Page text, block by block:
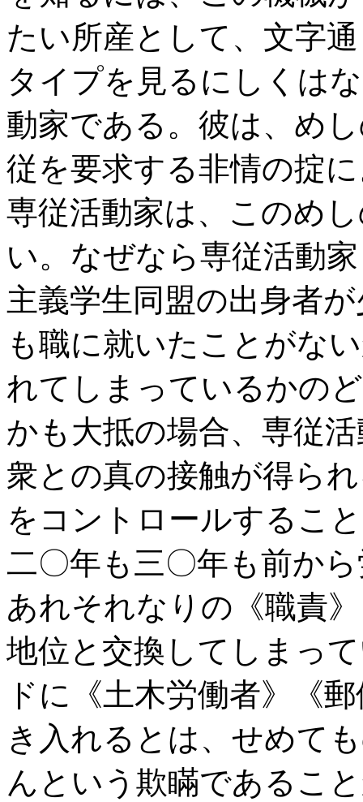
たい所産として、文字
タイプを見るにしくは
動家である。彼は、め
従を要求する非情の掟
専従活動家は、このめ
い。なぜなら専従活動
主義学生同盟の出身者
も職に就いたことがな
れてしまっているかの
かも大抵の場合、専従
衆との真の接触が得ら
をコントロールするこ
二〇年も三〇年も前か
あれそれなりの《職責
地位と交換してしまっ
ドに《土木労働者》《
き入れるとは、せめて
んという欺瞞であるこ